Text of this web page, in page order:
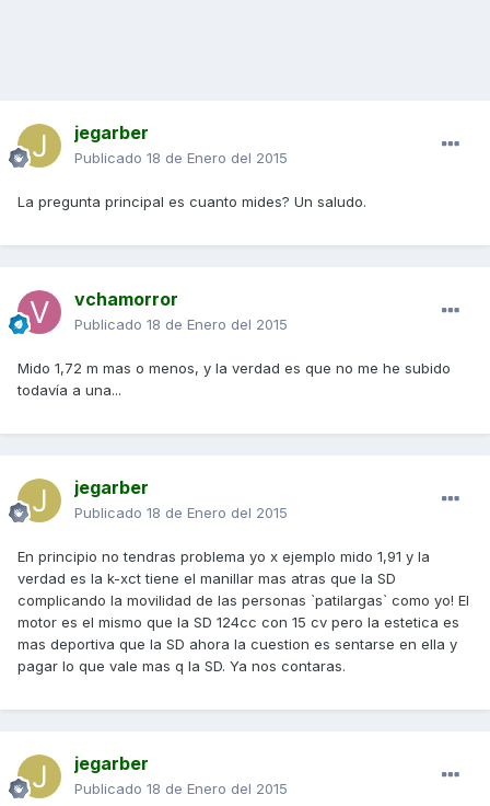
jegarber
Publicado 18 de Enero del 2015
La pregunta principal es cuanto mides? Un saludo.
vchamorror
Publicado 18 de Enero del 2015
Mido 1,72 m mas o menos, y la verdad es que no me he subido
todavía a una...
jegarber
Publicado 18 de Enero del 2015
En principio no tendras problema yo x ejemplo mido 1,91 y la
verdad es la k-xct tiene el manillar mas atras que la SD
complicando la movilidad de las personas `patilargas` como yo! El
motor es el mismo que la SD 124cc con 15 cv pero la estetica es
mas deportiva que la SD ahora la cuestion es sentarse en ella y
pagar lo que vale mas q la SD. Ya nos contaras.
jegarber
Publicado 18 de Enero del 2015